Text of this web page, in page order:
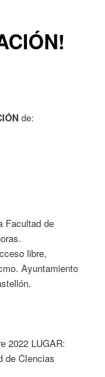
de:
Facultad de
libre,
Ayuntamiento
2022 LUGAR:
de CIencias